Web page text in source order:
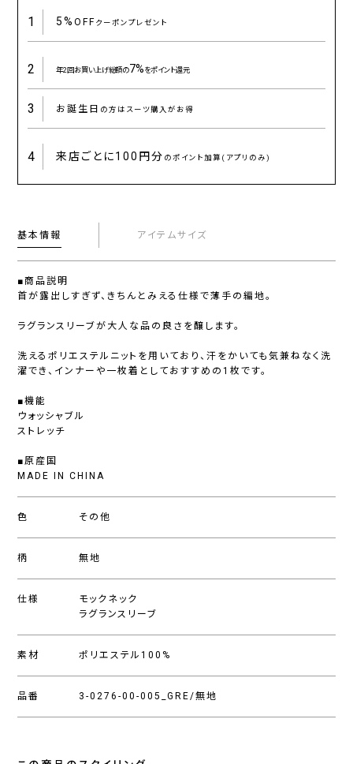
1 5%OFFクーポンプレゼント
2 年2回お買い上げ総額の7%をポイント還元
3 お誕生日 の方はスーツ購入がお得
4 来店ごとに100円分 のポイント加算(アプリのみ)
基本情報 アイテムサイズ
■商品説明
首が露出しすぎず、きちんとみえる仕様で薄手の編地。
ラグランスリーブが大人な品の良さを醸します。
洗えるポリエステルニットを用いており、汗をかいても気兼ねなく洗
濯でき、インナーや一枚着としておすすめの1枚です。
■機能
ウォッシャブル
ストレッチ
■原産国
MADE IN CHINA
色 その他
柄 無地
仕様
モックネック
ラグランスリーブ
素材 ポリエステル100%
品番 3-0276-00-005_GRE/無地